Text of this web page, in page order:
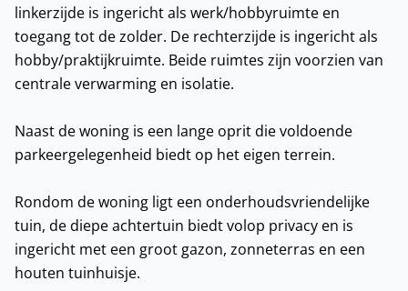
linkerzijde is ingericht als werk/hobbyruimte en
toegang tot de zolder. De rechterzijde is ingericht als
hobby/praktijkruimte. Beide ruimtes zijn voorzien van
centrale verwarming en isolatie.
Naast de woning is een lange oprit die voldoende
parkeergelegenheid biedt op het eigen terrein.
Rondom de woning ligt een onderhoudsvriendelijke
tuin, de diepe achtertuin biedt volop privacy en is
ingericht met een groot gazon, zonneterras en een
houten tuinhuisje.